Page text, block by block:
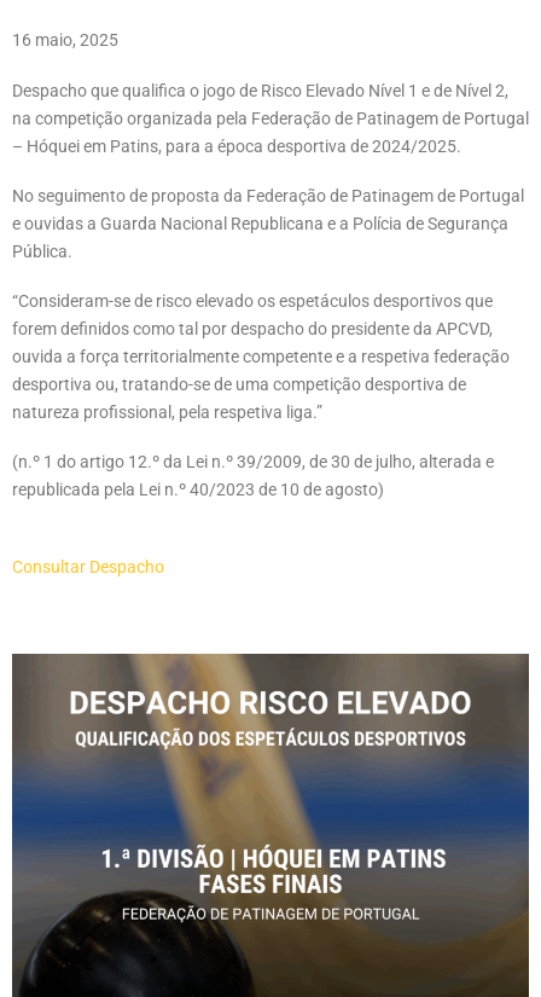
16 maio, 2025
Despacho que qualifica o jogo de Risco Elevado Nível 1 e de Nível 2,
na competição organizada pela Federação de Patinagem de Portugal
– Hóquei em Patins, para a época desportiva de 2024/2025.
No seguimento de proposta da Federação de Patinagem de Portugal
e ouvidas a Guarda Nacional Republicana e a Polícia de Segurança
Pública.
“Consideram-se de risco elevado os espetáculos desportivos que
forem definidos como tal por despacho do presidente da APCVD,
ouvida a força territorialmente competente e a respetiva federação
desportiva ou, tratando-se de uma competição desportiva de
natureza profissional, pela respetiva liga.”
(n.º 1 do artigo 12.º da Lei n.º 39/2009, de 30 de julho, alterada e
republicada pela Lei n.º 40/2023 de 10 de agosto)
Consultar Despacho